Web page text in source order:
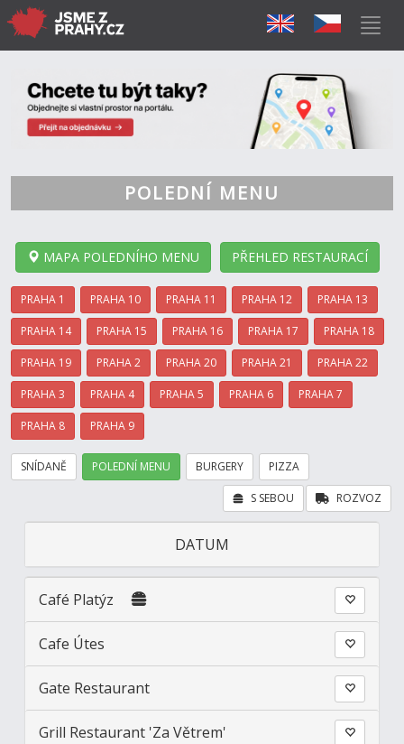
POLEDNÍ MENU
MAPA POLEDNÍHO MENU PŘEHLED RESTAURACÍ
PRAHA 1 PRAHA 10 PRAHA 11 PRAHA 12 PRAHA 13
PRAHA 14 PRAHA 15 PRAHA 16 PRAHA 17 PRAHA 18
PRAHA 19 PRAHA 2 PRAHA 20 PRAHA 21 PRAHA 22
PRAHA 3 PRAHA 4 PRAHA 5 PRAHA 6 PRAHA 7
PRAHA 8 PRAHA 9
SNÍDANĚ POLEDNÍ MENU BURGERY PIZZA
ROZVOZ
S SEBOU
DATUM
Café Platýz
Cafe Útes
Gate Restaurant
Grill Restaurant 'Za Větrem'